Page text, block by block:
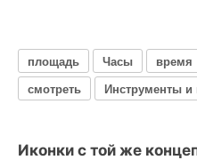
площадь Часы время
смотреть
Инструменты и
Иконки с той же